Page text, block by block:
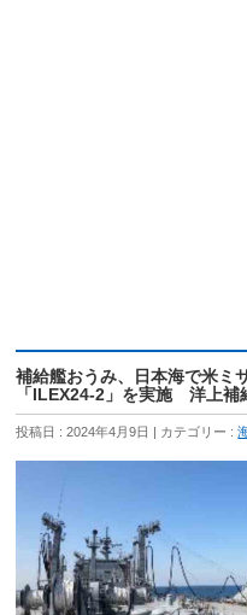
補給艦おうみ、日本海で米ミ
「ILEX24-2」を実施 洋上補
投稿日 : 2024年4月9日 カテゴリー :